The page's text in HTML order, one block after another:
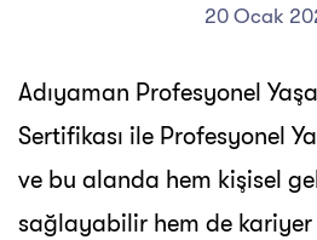
20 Ocak
Adıyaman Profesyonel
Sertifikası ile Profesyonel
ve bu alanda hem kişisel
sağlayabilir hem de kariyer